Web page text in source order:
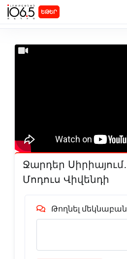
ԵԹԵՐ
Ջարդեր
Մոդուս Վիվենդի
Թողնել